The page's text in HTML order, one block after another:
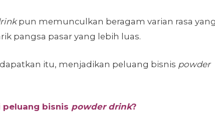
pun memunculkan beragam varian rasa
pangsa pasar yang lebih luas.
itu, menjadikan peluang bisnis powder
peluang bisnis powder drink?